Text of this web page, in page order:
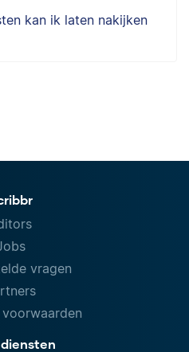
kan ik laten nakijken
vragen